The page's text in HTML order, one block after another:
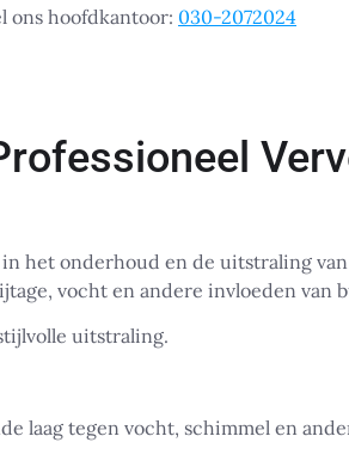
ons hoofdkantoor: 030-2072024
het onderhoud en de uitstraling
vocht en andere invloeden van
uitstraling.
laag tegen vocht, schimmel en